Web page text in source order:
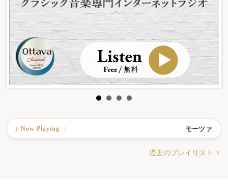
♪ Now Playing モーツァルト
過去のプレイリスト